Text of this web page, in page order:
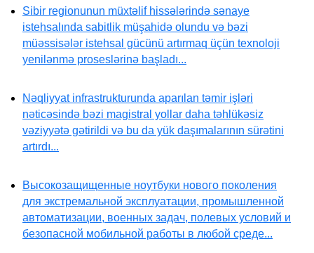
Sibir regionunun müxtəlif hissələrində sənaye
istehsalında sabitlik müşahidə olundu və bəzi
müəssisələr istehsal gücünü artırmaq üçün texnoloji
yenilənmə proseslərinə başladı...
Nəqliyyat infrastrukturunda aparılan təmir işləri
nəticəsində bəzi magistral yollar daha təhlükəsiz
vəziyyətə gətirildi və bu da yük daşımalarının sürətini
artırdı...
Высокозащищенные ноутбуки нового поколения
для экстремальной эксплуатации, промышленной
автоматизации, военных задач, полевых условий и
безопасной мобильной работы в любой среде...